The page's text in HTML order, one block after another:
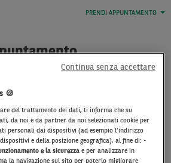
PRENDI APPUNTAMENTO
🍪
del trattamento dei dati, ti informa che su
da noi e da partner da noi selezionati cookie per
personali dai dispositivi (ad esempio l’indirizzo
e della posizione geografica), al fine di: -
e la sicurezzae per analizzare in
la navigazione sul sito per poterlo migliorare
Continua senza accettare